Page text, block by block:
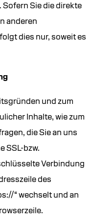
Sofern Sie die direkte
anderen
dies nur, soweit es
und zum
Inhalte, wie zum
die Sie an uns
SSL-bzw.
Verbindung
des
“ wechselt und an